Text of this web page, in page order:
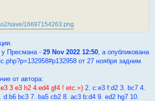
save/16697154263.png
у Пресмана - 29 Nov 2022 12:50 , а опубликована
от 27 ноября задним
от автора:
3 e3 h2 4.ed4 gf4 ! etc.=) 2. c:e3 f:d2 3. bc7 4.
d:b6 bc3 7. ba5 cb2 8. ac3 b:d4 9. ed2 hg7 10.